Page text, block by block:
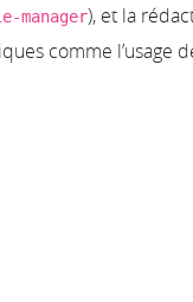
manager), et la
comme l’usage